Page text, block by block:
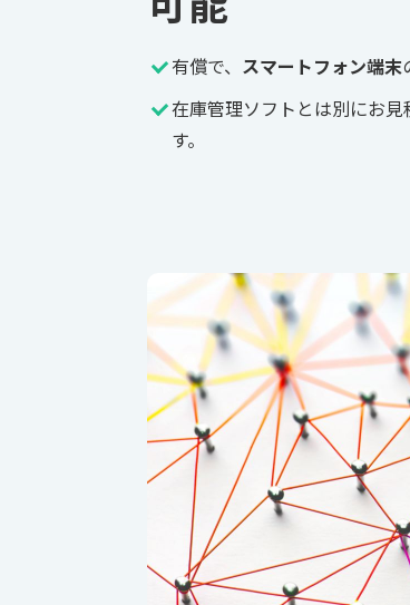
有償で、 スマートフォン端末
在庫管理ソフトとは別にお
す。